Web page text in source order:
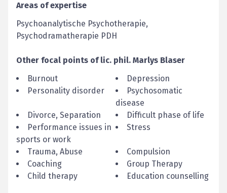
Areas of expertise
Psychoanalytische Psychotherapie,
Psychodramatherapie PDH
Other focal points of lic. phil. Marlys Blaser
Burnout
Depression
Personality disorder
Psychosomatic
disease
Divorce, Separation
Difficult phase of life
Performance issues in
sports or work
Stress
Trauma, Abuse
Compulsion
Coaching
Group Therapy
Child therapy
Education counselling